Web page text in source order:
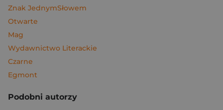
Znak JednymSłowem
Otwarte
Mag
Wydawnictwo Literackie
Czarne
Egmont
Podobni autorzy